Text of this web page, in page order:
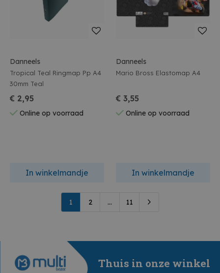
Danneels
Tropical Teal Ringmap Pp A4
30mm Teal
€ 2,95
Online op voorraad
In winkelmandje
Danneels
Mario Bross Elastomap A4
€ 3,55
Online op voorraad
In winkelmandje
1 2 ... 11
Thuis in onze winkel